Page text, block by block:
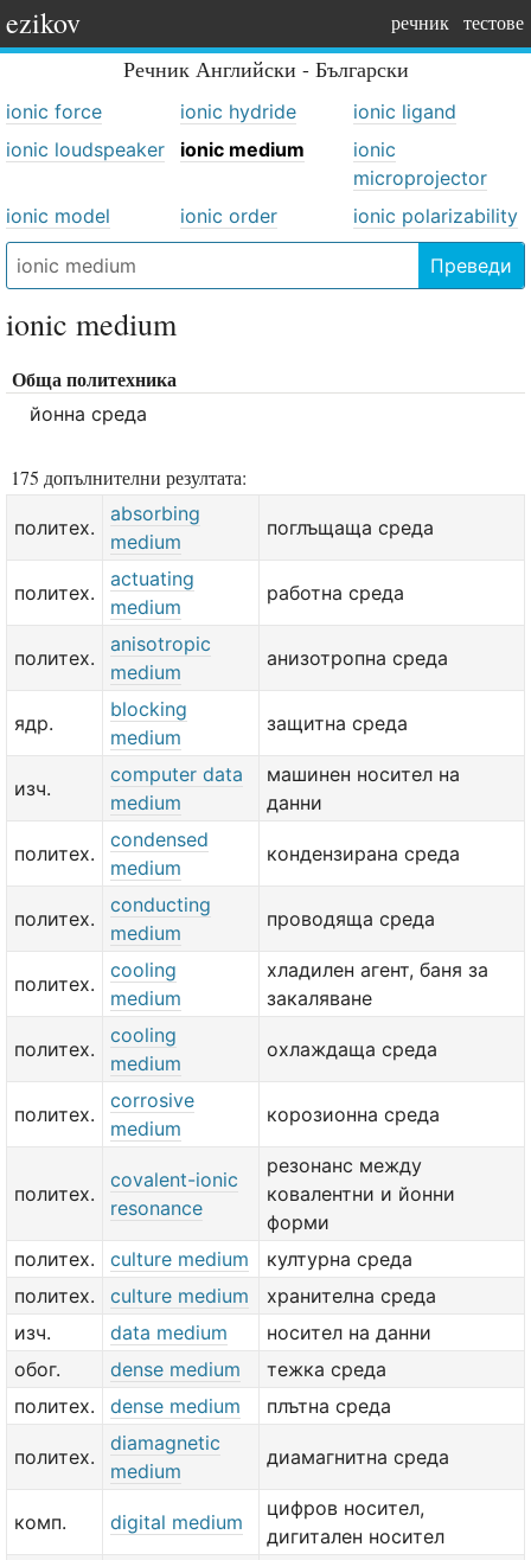
ezikov речник тестове
Речник Английски - Български
ionic force ionic hydride
ionic ligand
ionic loudspeaker
ionic medium
ionic
microprojector
ionic model
ionic order ionic polarizability
Преведи
ionic medium
Обща политехника
йонна среда
175 допълнителни резултата:
политех.
absorbing
medium
поглъщаща среда
политех.
actuating
medium
работна среда
политех.
anisotropic
medium
анизотропна среда
ядр.
blocking
medium
защитна среда
изч.
computer data
medium
машинен носител на
данни
политех.
condensed
medium
кондензирана среда
политех.
conducting
medium
проводяща среда
политех.
cooling
medium
хладилен агент, баня за
закаляване
политех.
cooling
medium
охлаждаща среда
политех.
corrosive
medium
корозионна среда
политех.
covalent-ionic
resonance
резонанс между
ковалентни и йонни
форми
политех.
culture medium
културна среда
политех.
culture medium
хранителна среда
изч.
data medium
носител на данни
обог.
dense medium
тежка среда
политех.
dense medium плътна среда
политех.
diamagnetic
medium
диамагнитна среда
комп. digital medium
цифров носител,
дигитален носител